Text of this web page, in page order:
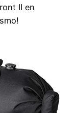
II en